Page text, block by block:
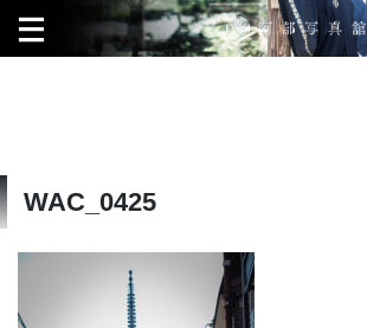
WAC_0425